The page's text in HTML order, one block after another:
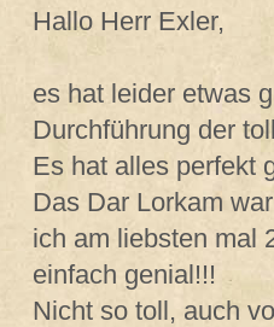
Hallo Herr Exler,
es hat leider etwas
Durchführung der
Es hat alles perfekt
Das Dar Lorkam
ich am liebsten mal
einfach genial!!!
Nicht so toll, auch